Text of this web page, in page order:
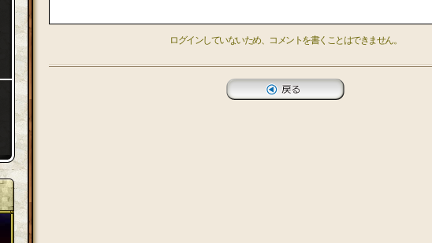
ログインしていないため、コメントを書くことはできません。